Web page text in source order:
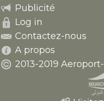
Publicité
Log in
Contactez-nous
A propos
2013-2019